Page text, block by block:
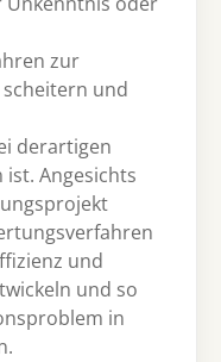
zur
und
derartigen
Angesichts
und
und so
in